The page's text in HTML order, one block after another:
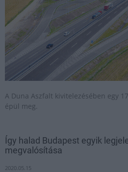
A Duna Aszfalt kivitelezésében egy
épül meg.
Így halad Budapest egyik
megvalósítása
2020.05.15